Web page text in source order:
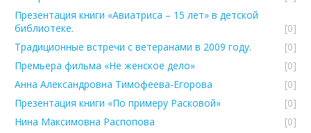
Презентация книги «Авиатриса – 15 лет» в детской
библиотеке.
[0]
Традиционные встречи с ветеранами в 2009 году.
[0]
Премьера фильма «Не женское дело»
[0]
Анна Александровна Тимофеева-Егорова
[0]
Презентация книги «По примеру Расковой»
[0]
Нина Максимовна Распопова
[0]